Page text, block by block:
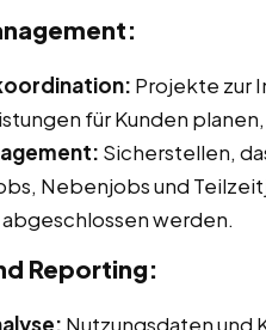
Projekte zur
für Kunden
Sicherstellen,
Nebenjobs und
werden.
Reporting:
Nutzungsdaten und